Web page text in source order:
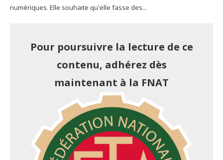
numériques. Elle souhaite qu'elle fasse des...
Pour poursuivre la lecture de ce
contenu, adhérez dès
maintenant à la FNAT